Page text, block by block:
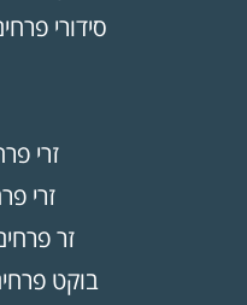
סידורי
זרי
זרי
זר
בוקט